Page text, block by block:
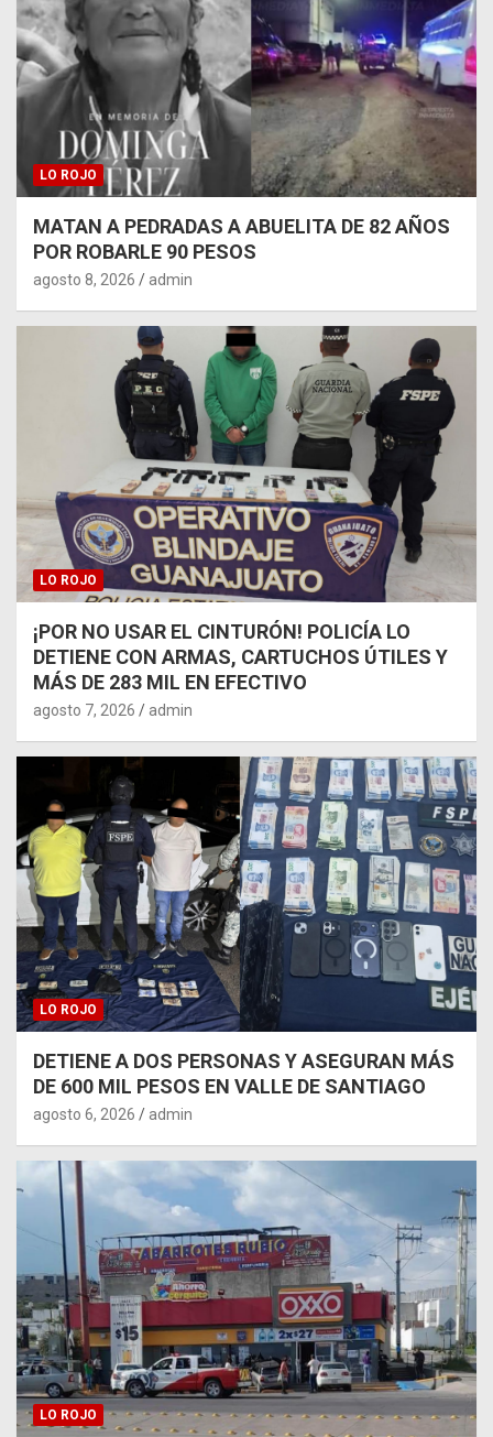
LO ROJO
MATAN A PEDRADAS A ABUELITA DE 82 AÑOS
POR ROBARLE 90 PESOS
agosto 8, 2026 admin
LO ROJO
¡POR NO USAR EL CINTURÓN! POLICÍA LO
DETIENE CON ARMAS, CARTUCHOS ÚTILES Y
MÁS DE 283 MIL EN EFECTIVO
agosto 7, 2026 admin
LO ROJO
DETIENE A DOS PERSONAS Y ASEGURAN MÁS
DE 600 MIL PESOS EN VALLE DE SANTIAGO
agosto 6, 2026 admin
LO ROJO